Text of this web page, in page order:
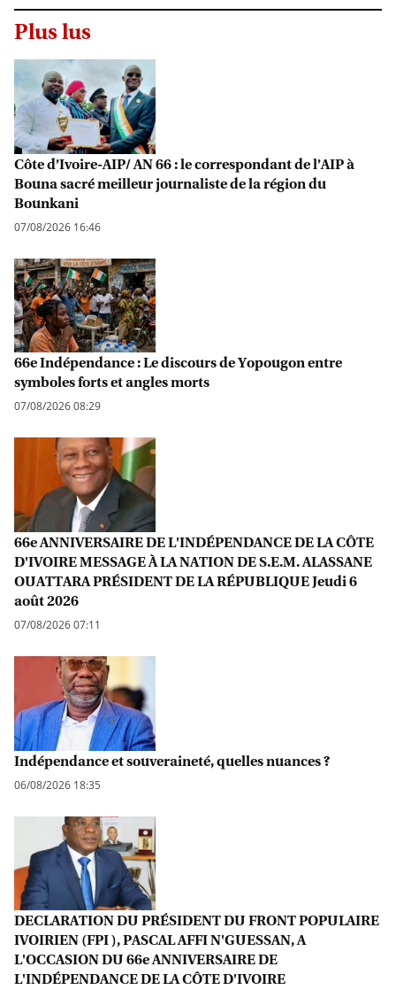
Plus lus
Côte d’Ivoire-AIP/ AN 66 : le correspondant de l’AIP à
Bouna sacré meilleur journaliste de la région du
Bounkani
07/08/2026 16:46
66e Indépendance : Le discours de Yopougon entre
symboles forts et angles morts
07/08/2026 08:29
66e ANNIVERSAIRE DE L'INDÉPENDANCE DE LA CÔTE
D'IVOIRE MESSAGE À LA NATION DE S.E.M. ALASSANE
OUATTARA PRÉSIDENT DE LA RÉPUBLIQUE Jeudi 6
août 2026
07/08/2026 07:11
Indépendance et souveraineté, quelles nuances ?
06/08/2026 18:35
DECLARATION DU PRÉSIDENT DU FRONT POPULAIRE
IVOIRIEN (FPI ), PASCAL AFFI N'GUESSAN, A
L'OCCASION DU 66e ANNIVERSAIRE DE
L'INDÉPENDANCE DE LA CÔTE D'IVOIRE